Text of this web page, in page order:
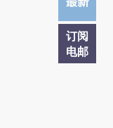
订阅
电邮